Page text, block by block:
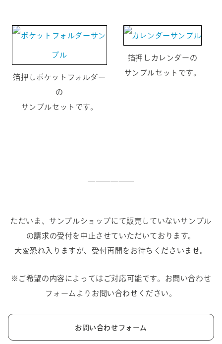
箔押しポケットフォルダー
の
サンプルセットです。
箔押しカレンダーの
サンプルセットです。
――――――
ただいま、サンプルショップにて販売していないサンプル
の請求の受付を中止させていただいております。
大変恐れ入りますが、受付再開をお待ちくださいませ。
※ご希望の内容によってはご対応可能です。お問い合わせ
フォームよりお問い合わせください。
お問い合わせフォーム